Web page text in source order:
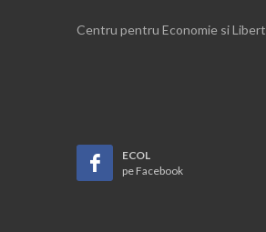
Centru pentru Economie si
ECOL
pe Facebook